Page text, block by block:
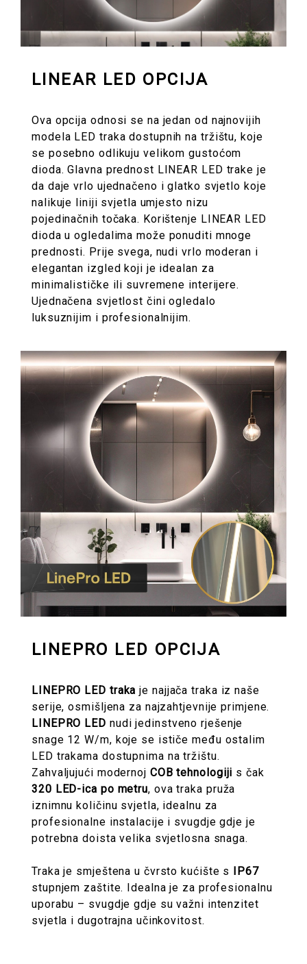
LINEAR LED OPCIJA
Ova opcija odnosi se na jedan od najnovijih
modela LED traka dostupnih na tržištu, koje
se posebno odlikuju velikom gustoćom
dioda. Glavna prednost LINEAR LED trake je
da daje vrlo ujednačeno i glatko svjetlo koje
nalikuje liniji svjetla umjesto nizu
pojedinačnih točaka. Korištenje LINEAR LED
dioda u ogledalima može ponuditi mnoge
prednosti. Prije svega, nudi vrlo moderan i
elegantan izgled koji je idealan za
minimalističke ili suvremene interijere.
Ujednačena svjetlost čini ogledalo
luksuznijim i profesionalnijim.
LINEPRO LED OPCIJA
LINEPRO LED traka je najjača traka iz naše
serije, osmišljena za najzahtjevnije primjene.
LINEPRO LED nudi jedinstveno rješenje
snage 12 W/m, koje se ističe među ostalim
LED trakama dostupnima na tržištu.
Zahvaljujući modernoj COB tehnologiji s čak
320 LED-ica po metru, ova traka pruža
iznimnu količinu svjetla, idealnu za
profesionalne instalacije i svugdje gdje je
potrebna doista velika svjetlosna snaga.
Traka je smještena u čvrsto kućište s IP67
stupnjem zaštite. Idealna je za profesionalnu
uporabu – svugdje gdje su važni intenzitet
svjetla i dugotrajna učinkovitost.